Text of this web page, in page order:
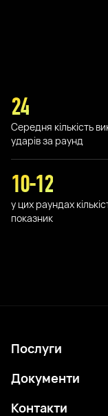
24
Середня кількість
ударів за раунд
10-12
у цих раундах
показник
Послуги
Розклад
Документи
Політика
Контакти